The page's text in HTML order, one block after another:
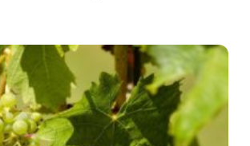
og stadig tilfredsstillende for...